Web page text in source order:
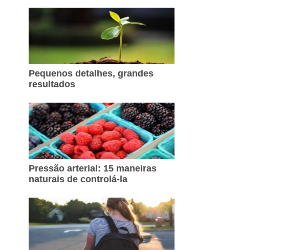
Pequenos detalhes, grandes
resultados
Pressão arterial: 15 maneiras
naturais de controlá-la